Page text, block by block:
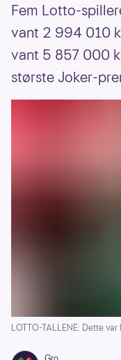
Fem Lotto-
vant 2 994 010
vant 5 857 000
største Joker-
LOTTO-TALLENE: Dette